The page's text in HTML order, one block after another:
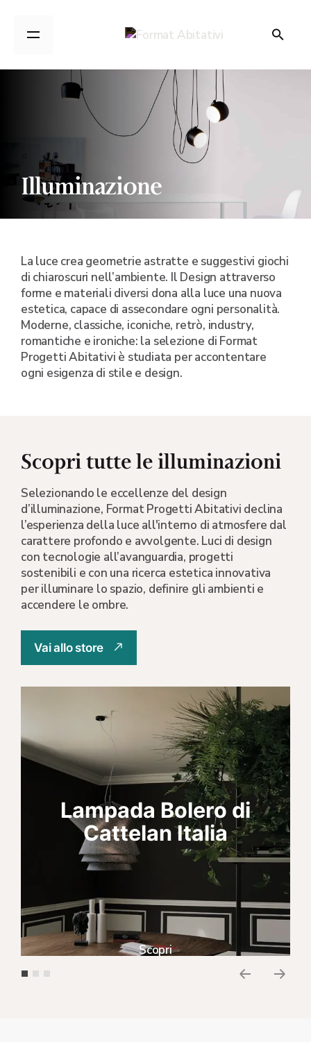
Illuminazione
La luce crea geometrie astratte e suggestivi giochi
di chiaroscuri nell’ambiente. Il Design attraverso
forme e materiali diversi dona alla luce una nuova
estetica, capace di assecondare ogni personalità.
Moderne, classiche, iconiche, retrò, industry,
romantiche e ironiche: la selezione di Format
Progetti Abitativi è studiata per accontentare
ogni esigenza di stile e design.
Scopri tutte le illuminazioni
Selezionando le eccellenze del design
d’illuminazione, Format Progetti Abitativi declina
l’esperienza della luce all'interno di atmosfere dal
carattere profondo e avvolgente. Luci di design
con tecnologie all’avanguardia, progetti
sostenibili e con una ricerca estetica innovativa
per illuminare lo spazio, definire gli ambienti e
accendere le ombre.
Vai allo store
Lampada Bolero di
Cattelan Italia
Scopri